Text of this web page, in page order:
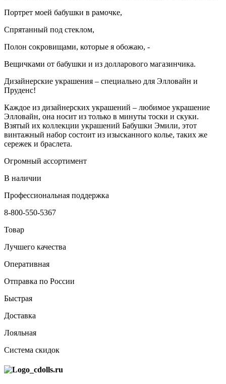
Портрет моей бабушки в рамочке,
Спрятанный под стеклом,
Полон сокровищами, которые я обожаю, -
Вещичками от бабушки и из долларового магазинчика.
Дизайнерские украшения – специально для Элловайн и
Пруденс!
Каждое из дизайнерских украшений – любимое украшение
Элловайн, она носит из только в минуты тоски и скуки.
Взятый их коллекции украшений Бабушки Эмили, этот
винтажный набор состоит из изысканного колье, таких же
сережек и браслета.
Огромный ассортимент
В наличии
Профессиональная поддержка
8-800-550-5367
Товар
Лучшего качества
Оперативная
Отправка по России
Быстрая
Доставка
Лояльная
Система скидок